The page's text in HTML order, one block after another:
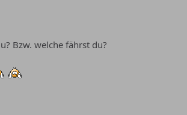
Bzw. welche fährst du?